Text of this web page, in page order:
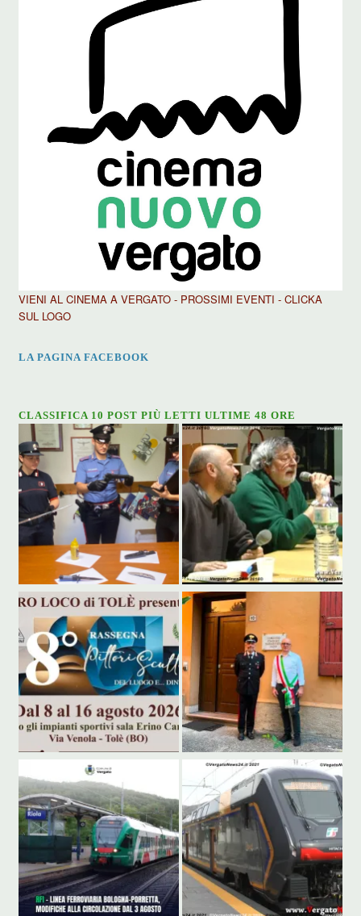
VIENI AL CINEMA A VERGATO - PROSSIMI EVENTI - CLICKA
SUL LOGO
LA PAGINA FACEBOOK
CLASSIFICA 10 POST PIÙ LETTI ULTIME 48 ORE